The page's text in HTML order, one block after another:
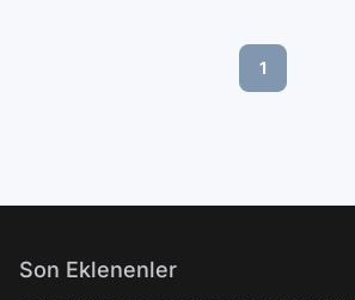
1
Son Eklenenler